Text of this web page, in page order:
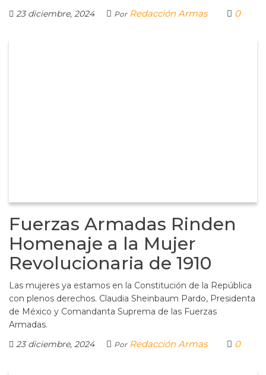
23 diciembre, 2024
Por Redacción Armas 0
Fuerzas Armadas Rinden
Homenaje a la Mujer
Revolucionaria de 1910
Las mujeres ya estamos en la Constitución de la República
con plenos derechos. Claudia Sheinbaum Pardo, Presidenta
de México y Comandanta Suprema de las Fuerzas
Armadas.
23 diciembre, 2024
Por Redacción Armas 0